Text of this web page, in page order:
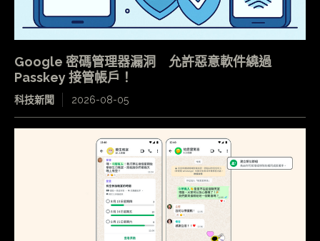
Google 密碼管理器漏洞 允許惡意軟件繞過
Passkey 接管帳戶！
科技新聞 2026-08-05